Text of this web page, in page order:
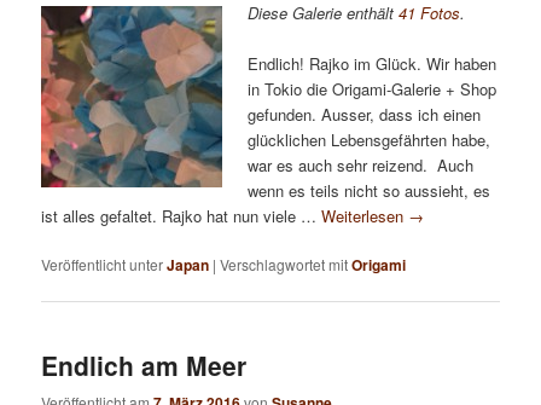
Diese Galerie enthält41 Fotos.
Endlich! Rajko im Glück. Wir haben
in Tokio die Origami-Galerie + Shop
gefunden. Ausser, dass ich einen
glücklichen Lebensgefährten habe,
war es auch sehr reizend. Auch
wenn es teils nicht so aussieht, es
ist alles gefaltet. Rajko hat nun viele …Weiterlesen →
Veröffentlicht unterJapan |Verschlagwortet mitOrigami
Endlich am Meer